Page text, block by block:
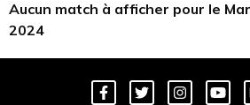
Aucun match à afficher pour le
2024